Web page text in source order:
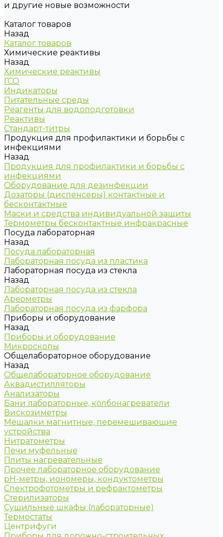
и другие новые возможности
Каталог товаров
Назад
Каталог товаров
Химические реактивы
Назад
Химические реактивы
ГСО
Индикаторы
Питательные среды
Реагенты для водоподготовки
Реактивы
Стандарт-титры
Продукция для профилактики и борьбы с
инфекциями
Назад
Продукция для профилактики и борьбы с
инфекциями
Оборудование для дезинфекции
Дозаторы (диспенсеры) контактные и
бесконтактные
Маски и средства индивидуальной защиты
Термометры бесконтактные инфракрасные
Посуда лабораторная
Назад
Посуда лабораторная
Лабораторная посуда из пластика
Лабораторная посуда из стекла
Назад
Лабораторная посуда из стекла
Ареометры
Лабораторная посуда из фарфора
Приборы и оборудование
Назад
Приборы и оборудование
Микроскопы
Общелабораторное оборудование
Назад
Общелабораторное оборудование
Аквадистилляторы
Анализаторы
Бани лабораторные, колбонагреватели
Вискозиметры
Мешалки магнитные, перемешивающие
устройства
Нитратометры
Печи муфельные
Плиты нагревательные
Прочее лабораторное оборудование
рН-метры, иономеры, кондуктометры
Спектрофотометры и рефрактометры
Стерилизаторы
Сушильные шкафы (лабораторные)
Термостаты
Центрифуги